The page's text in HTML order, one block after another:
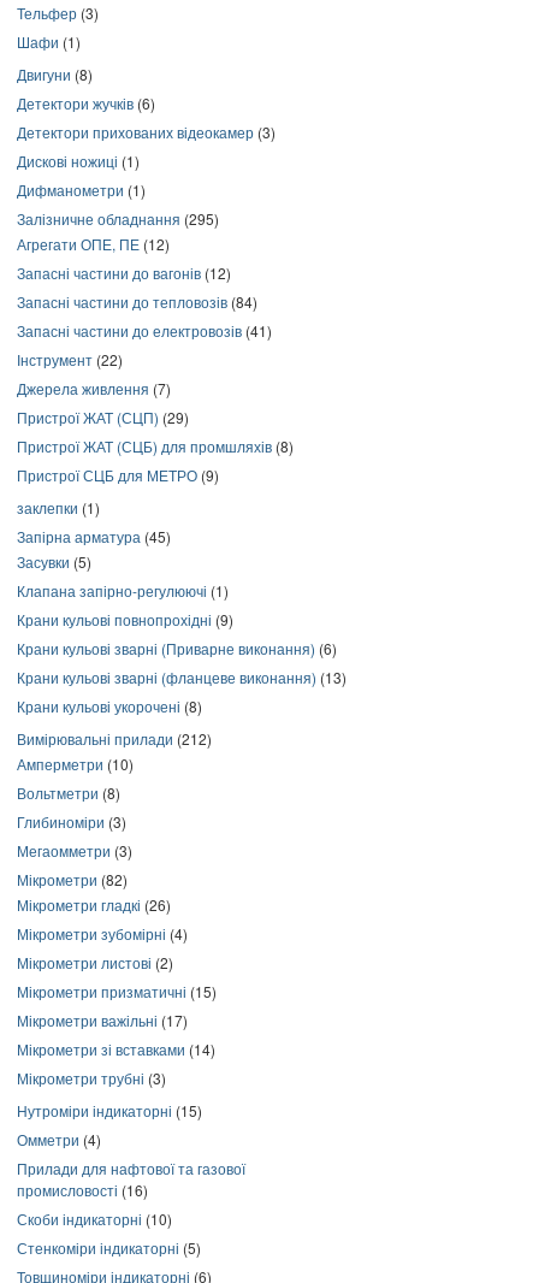
Тельфер (3)
Шафи (1)
Двигуни (8)
Детектори жучків (6)
Детектори прихованих відеокамер (3)
Дискові ножиці (1)
Дифманометри (1)
Залізничне обладнання (295)
Агрегати ОПЕ, ПЕ (12)
Запасні частини до вагонів (12)
Запасні частини до тепловозів (84)
Запасні частини до електровозів (41)
Інструмент (22)
Джерела живлення (7)
Пристрої ЖАТ (СЦП) (29)
Пристрої ЖАТ (СЦБ) для промшляхів (8)
Пристрої СЦБ для МЕТРО (9)
заклепки (1)
Запірна арматура (45)
Засувки (5)
Клапана запірно-регулюючі (1)
Крани кульові повнопрохідні (9)
Крани кульові зварні (Приварне виконання) (6)
Крани кульові зварні (фланцеве виконання) (13)
Крани кульові укорочені (8)
Вимірювальні прилади (212)
Амперметри (10)
Вольтметри (8)
Глибиноміри (3)
Мегаомметри (3)
Мікрометри (82)
Мікрометри гладкі (26)
Мікрометри зубомірні (4)
Мікрометри листові (2)
Мікрометри призматичні (15)
Мікрометри важільні (17)
Мікрометри зі вставками (14)
Мікрометри трубні (3)
Нутроміри індикаторні (15)
Омметри (4)
Прилади для нафтової та газової
промисловості (16)
Скоби індикаторні (10)
Стенкоміри індикаторні (5)
Товщиноміри індикаторні (6)